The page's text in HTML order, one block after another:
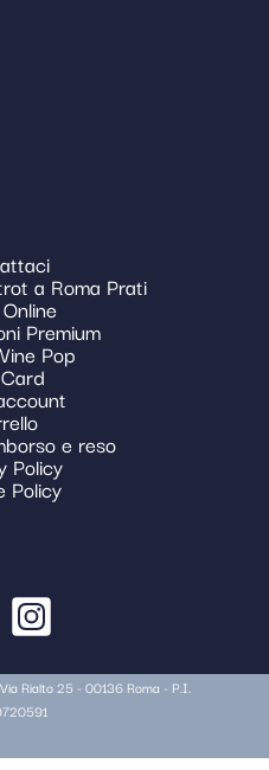
a Roma Prati
Premium
Pop
e reso
Policy
Policy
Rialto 25 - 00136 Roma - P.I.